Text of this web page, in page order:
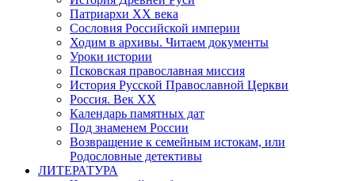
Патриархи XX века
Сословия Российской империи
Ходим в архивы. Читаем документы
Уроки истории
Псковская православная миссия
История Русской Православной Церкви
Россия. Век ХХ
Календарь памятных дат
Под знаменем России
Возвращение к семейным истокам, или
Родословные детективы
ЛИТЕРАТУРА